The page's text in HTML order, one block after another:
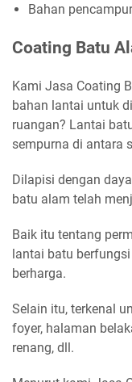
Bahan
Coating Batu
Kami Jasa Coating
bahan lantai untuk
ruangan? Lantai
sempurna di antara
Dilapisi dengan
batu alam telah
Baik itu tentang
lantai batu
berharga.
Selain itu, terkenal
foyer, halaman
renang, dll.